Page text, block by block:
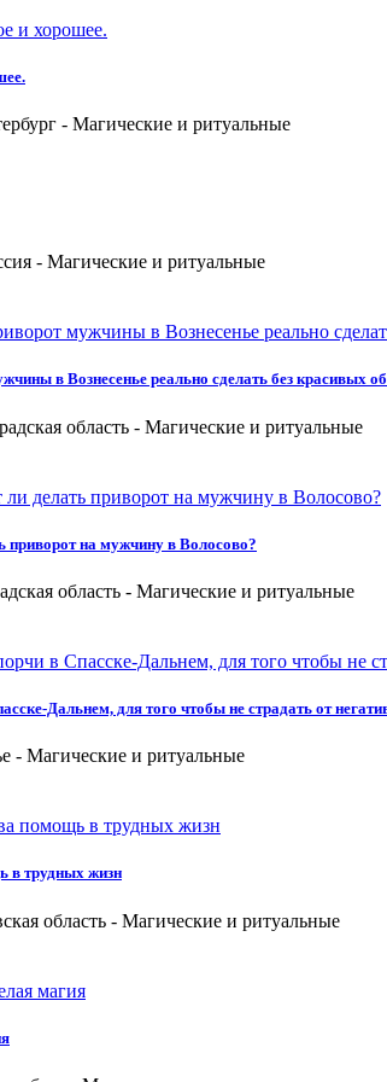
- Магические и ритуальные
- Магические и ритуальные
в Вознесенье реально сделать без красивых
область - Магические и ритуальные
приворот на мужчину в Волосово?
область - Магические и ритуальные
Дальнем, для того чтобы не страдать от
- Магические и ритуальные
в трудных жизн
область - Магические и ритуальные